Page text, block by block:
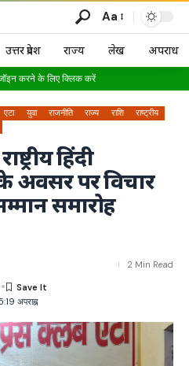
Aa
उत्तर प्रदेश राज्य लेख अपराध
करने के लिए क्लिक करें
एटा युवा राजनीति राज्य राशि
राष्ट्रीय
हिंदी
अवसर पर विचार
समारोह
अपराह्न
2 Min Read